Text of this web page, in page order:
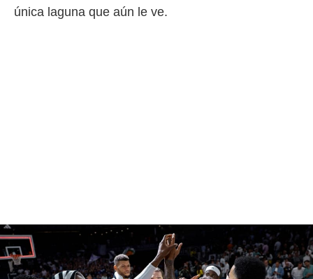
única laguna que aún le ve.